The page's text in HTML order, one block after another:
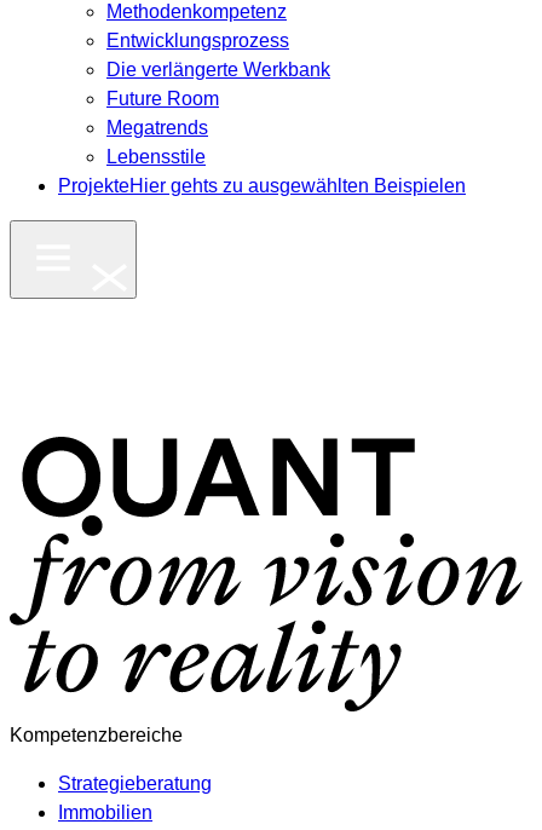
Methodenkompetenz
Entwicklungsprozess
Die verlängerte Werkbank
Future Room
Megatrends
Lebensstile
ProjekteHier gehts zu ausgewählten Beispielen
Kompetenzbereiche
Strategieberatung
Immobilien